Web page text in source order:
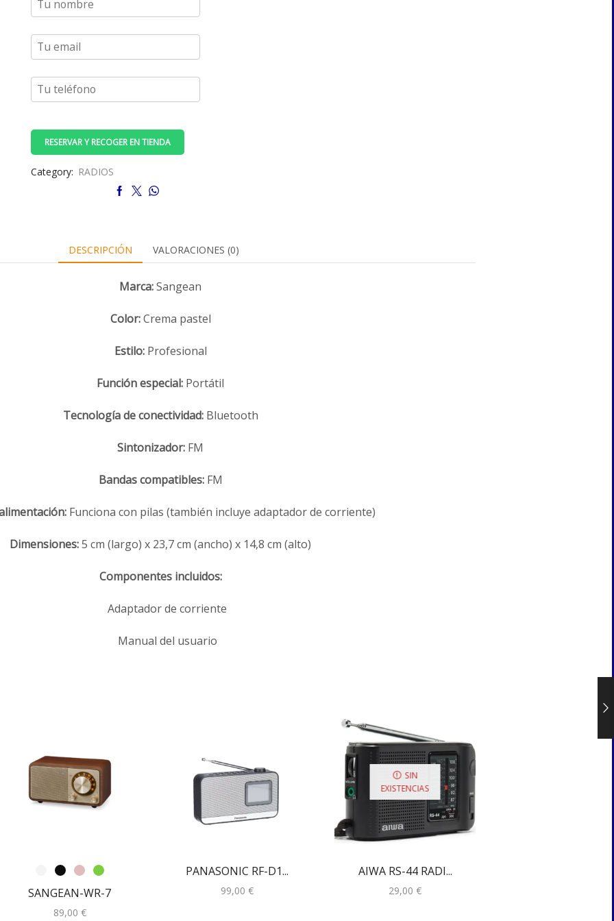
RESERVAR Y RECOGER EN TIENDA
Category: RADIOS
DESCRIPCIÓN VALORACIONES (0)
Marca:Sangean
Color:Crema pastel
Estilo:Profesional
Función especial: Portátil
Tecnología de conectividad:Bluetooth
Sintonizador: FM
Bandas compatibles:FM
Funciona con pilas (también incluye adaptador de corriente)
Dimensiones:5 cm (largo) x 23,7 cm (ancho) x 14,8 cm (alto)
Componentes incluidos:
Adaptador de corriente
Manual del usuario
SANGEAN-WR-7
89,00 €
PANASONIC RF-D1...
99,00€
SIN
EXISTENCIAS
AIWA RS-44 RADI...
29,00€